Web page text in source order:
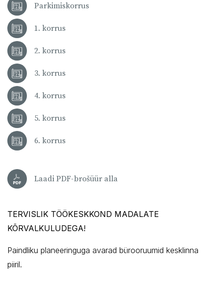
Parkimiskorrus
1. korrus
2. korrus
3. korrus
4. korrus
5. korrus
6. korrus
Laadi PDF-brošüür alla
TERVISLIK TÖÖKESKKOND MADALATE
KÕRVALKULUDEGA!
Paindliku planeeringuga avarad bürooruumid kesklinna
piiril.